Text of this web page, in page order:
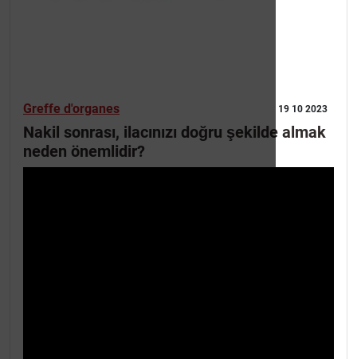
19 10 2023
Greffe d'organes
Nakil sonrası, ilacınızı doğru şekilde almak
neden önemlidir?